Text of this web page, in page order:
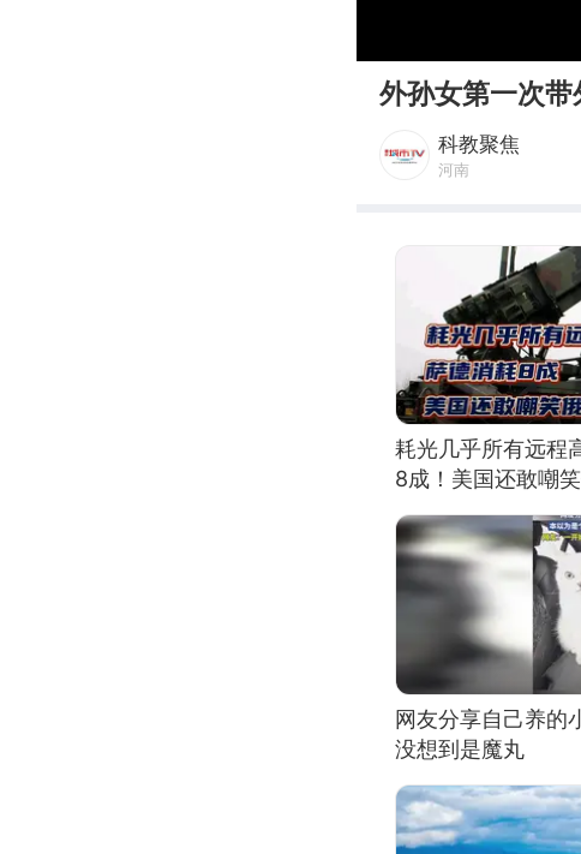
外孙女第一次带
科教聚焦
河南
耗光几乎所有远程
8成！美国还敢嘲
网友分享自己养的
没想到是魔丸